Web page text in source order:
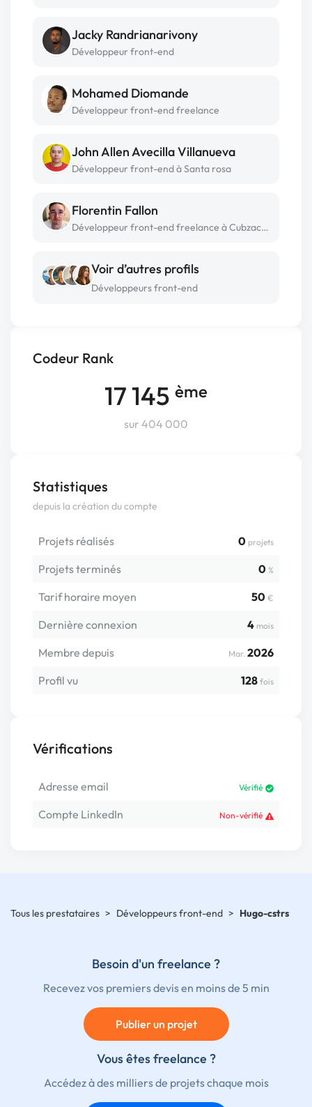
Codeur Rank
17 145 ème
sur 404 000
Statistiques
depuis la création du compte
Projets réalisés 0 projets
Projets terminés 0 %
Tarif horaire moyen 50 €
Dernière connexion 4 mois
Membre depuis Mar. 2026
Profil vu
128 fois
Vérifications
Adresse email Vérifié
Compte LinkedIn Non-vérifié
Jacky Randrianarivony
Développeur front-end
Mohamed Diomande
Développeur front-end freelance
John Allen Avecilla Villanueva
Développeur front-end à Santa rosa
Florentin Fallon
Développeur front-end freelance à Cubzac-les-ponts
Voir d’autres profils
Développeurs front-end
Tous les prestataires > Développeurs front-end > Hugo-cstrs
Besoin d'un freelance ?
Recevez vos premiers devis en moins de 5 min
Publier un projet
Vous êtes freelance ?
Accédez à des milliers de projets chaque mois